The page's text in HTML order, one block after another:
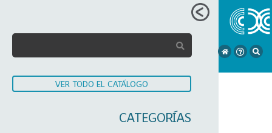
VER TODO EL CATÁLOGO
CATEGORÍAS